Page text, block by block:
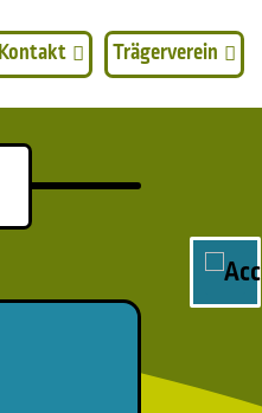
Kontakt Trägerverein